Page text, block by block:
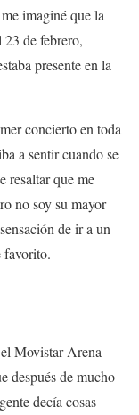
imaginé que la
23 de febrero,
presente en la
concierto en toda
a sentir cuando se
resaltar que me
no soy su mayor
de ir a un
favorito.
Movistar Arena
después de mucho
decía cosas